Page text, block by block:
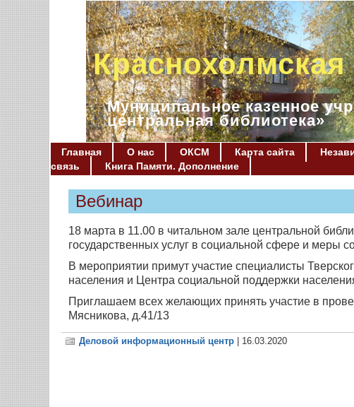
Муниципальное казенное
центральная библиотека»
Главная О нас ОКСМ Карта сайта
связь
Книга Памяти. Дополнение
Вебинар
18 марта в 11.00 в читальном зале центральной
государственных услуг в социальной сфере и меры
В мероприятии примут участие специалисты
населения и Центра социальной поддержки
Приглашаем всех желающих принять участие в
Мясникова, д.41/13
Деловой информационный центр | 16.03.2020